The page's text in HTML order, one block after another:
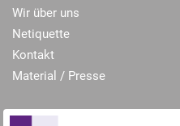
Wir über uns
Netiquette
Kontakt
Material / Presse